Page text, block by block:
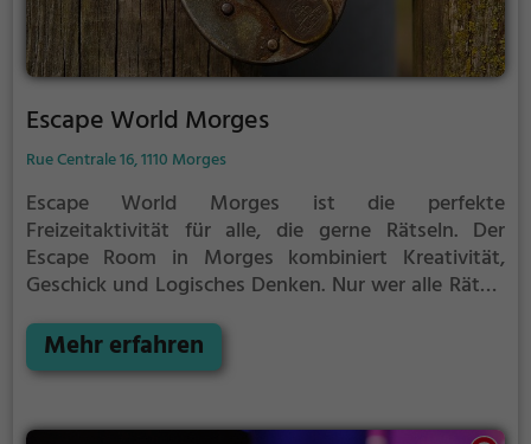
Escape World Morges
Rue Centrale 16, 1110 Morges
Escape World Morges ist die perfekte
Freizeitaktivität für alle, die gerne Rätseln. Der
Escape Room in Morges kombiniert Kreativität,
Geschick und Logisches Denken. Nur wer alle Rätsel
als Team könnt ihr gewinnen. Im Escape Room ist für
Einzelkämpfer kein Platz. Nur wer als Gruppe
kombiniert kann das Rätsel lösen.
Mehr erfahren